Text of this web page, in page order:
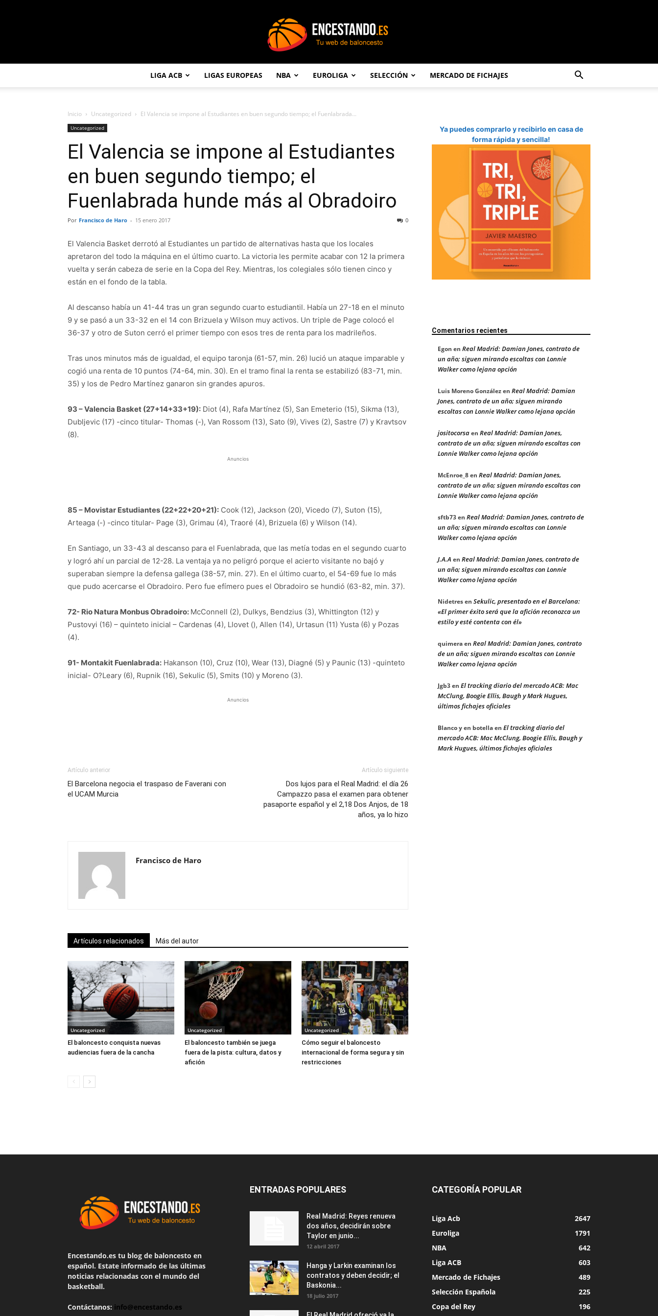
LIGA ACB LIGAS EUROPEAS NBA EUROLIGA SELECCIÓN MERCADO DE FICHAJES
Inicio Uncategorized El Valencia se impone al Estudiantes en buen segundo tiempo; el Fuenlabrada...
Uncategorized
El Valencia se impone al Estudiantes
en buen segundo tiempo; el
Fuenlabrada hunde más al Obradoiro
Por Francisco de Haro - 15 enero 2017 0
El Valencia Basket derrotó al Estudiantes un partido de alternativas hasta que los locales
apretaron del todo la máquina en el último cuarto. La victoria les permite acabar con 12 la primera
vuelta y serán cabeza de serie en la Copa del Rey. Mientras, los colegiales sólo tienen cinco y
están en el fondo de la tabla.
Al descanso había un 41-44 tras un gran segundo cuarto estudiantil. Había un 27-18 en el minuto
9 y se pasó a un 33-32 en el 14 con Brizuela y Wilson muy activos. Un triple de Page colocó el
36-37 y otro de Suton cerró el primer tiempo con esos tres de renta para los madrileños.
Tras unos minutos más de igualdad, el equipo taronja (61-57, min. 26) lució un ataque imparable y
cogió una renta de 10 puntos (74-64, min. 30). En el tramo final la renta se estabilizó (83-71, min.
35) y los de Pedro Martínez ganaron sin grandes apuros.
93 – Valencia Basket (27+14+33+19): Diot (4), Rafa Martínez (5), San Emeterio (15), Sikma (13),
Dubljevic (17) -cinco titular- Thomas (-), Van Rossom (13), Sato (9), Vives (2), Sastre (7) y Kravtsov
(8).
Anuncios
85 – Movistar Estudiantes (22+22+20+21): Cook (12), Jackson (20), Vicedo (7), Suton (15),
Arteaga (-) -cinco titular- Page (3), Grimau (4), Traoré (4), Brizuela (6) y Wilson (14).
En Santiago, un 33-43 al descanso para el Fuenlabrada, que las metía todas en el segundo cuarto
y logró ahí un parcial de 12-28. La ventaja ya no peligró porque el acierto visitante no bajó y
superaban siempre la defensa gallega (38-57, min. 27). En el último cuarto, el 54-69 fue lo más
que pudo acercarse el Obradoiro. Pero fue efímero pues el Obradoiro se hundió (63-82, min. 37).
72- Rio Natura Monbus Obradoiro: McConnell (2), Dulkys, Bendzius (3), Whittington (12) y
Pustovyi (16) – quinteto inicial – Cardenas (4), Llovet (), Allen (14), Urtasun (11) Yusta (6) y Pozas
(4).
91- Montakit Fuenlabrada: Hakanson (10), Cruz (10), Wear (13), Diagné (5) y Paunic (13) -quinteto
inicial- O?Leary (6), Rupnik (16), Sekulic (5), Smits (10) y Moreno (3).
Anuncios
Artículo anterior
El Barcelona negocia el traspaso de Faverani con
el UCAM Murcia
Artículo siguiente
Dos lujos para el Real Madrid: el día 26
Campazzo pasa el examen para obtener
pasaporte español y el 2,18 Dos Anjos, de 18
años, ya lo hizo
Francisco de Haro
Artículos relacionados Más del autor
Uncategorized
El baloncesto conquista nuevas
audiencias fuera de la cancha
Uncategorized
El baloncesto también se juega
fuera de la pista: cultura, datos y
afición
Uncategorized
Cómo seguir el baloncesto
internacional de forma segura y sin
restricciones
Ya puedes comprarlo y recibirlo en casa de
forma rápida y sencilla!
Comentarios recientes
Egon en Real Madrid: Damian Jones, contrato de
un año; siguen mirando escoltas con Lonnie
Walker como lejana opción
Luis Moreno Gonzálezen Real Madrid: Damian
Jones, contrato de un año; siguen mirando
escoltas con Lonnie Walker como lejana opción
jositocorsaen Real Madrid: Damian Jones,
contrato de un año; siguen mirando escoltas con
Lonnie Walker como lejana opción
McEnroe_8en Real Madrid: Damian Jones,
contrato de un año; siguen mirando escoltas con
Lonnie Walker como lejana opción
sftb73en Real Madrid: Damian Jones, contrato de
un año; siguen mirando escoltas con Lonnie
Walker como lejana opción
J.A.A en Real Madrid: Damian Jones, contrato de
un año; siguen mirando escoltas con Lonnie
Walker como lejana opción
Nidetresen Sekulic, presentado en el Barcelona:
«El primer éxito será que la afición reconozca un
estilo y esté contenta con él»
quimeraen Real Madrid: Damian Jones, contrato
de un año; siguen mirando escoltas con Lonnie
Walker como lejana opción
Jgb3en El tracking diario del mercado ACB: Mac
McClung, Boogie Ellis, Baugh y Mark Hugues,
últimos fichajes oficiales
Blanco y en botellaen El tracking diario del
mercado ACB: Mac McClung, Boogie Ellis, Baugh y
Mark Hugues, últimos fichajes oficiales
Encestando.es tu blog de baloncesto en
español. Estate informado de las últimas
noticias relacionadas con el mundo del
basketball.
Contáctanos: info@encestando.es
ENTRADAS POPULARES
Real Madrid: Reyes renueva
dos años, decidirán sobre
Taylor en junio...
12 abril 2017
Hanga y Larkin examinan los
contratos y deben decidir; el
Baskonia...
18 julio 2017
CATEGORÍA POPULAR
Liga Acb
2647
Euroliga
1791
NBA
642
Liga ACB
603
Mercado de Fichajes
489
Selección Española
225
Copa del Rey
196